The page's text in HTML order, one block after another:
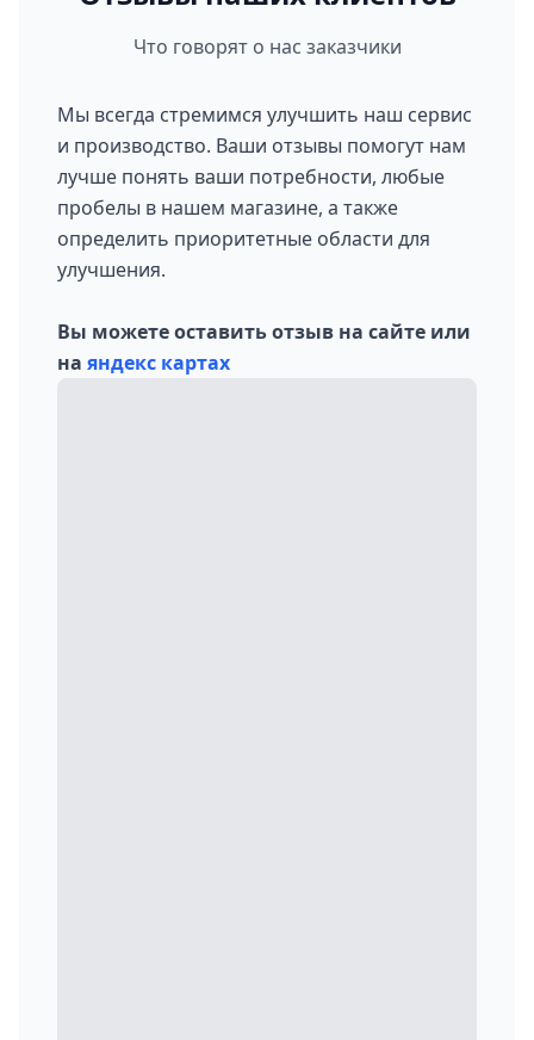
Что говорят о нас заказчики
Мы всегда стремимся улучшить наш сервис
и производство. Ваши отзывы помогут нам
лучше понять ваши потребности, любые
пробелы в нашем магазине, а также
определить приоритетные области для
улучшения.
Вы можете оставить отзыв на сайте или
на яндекс картах